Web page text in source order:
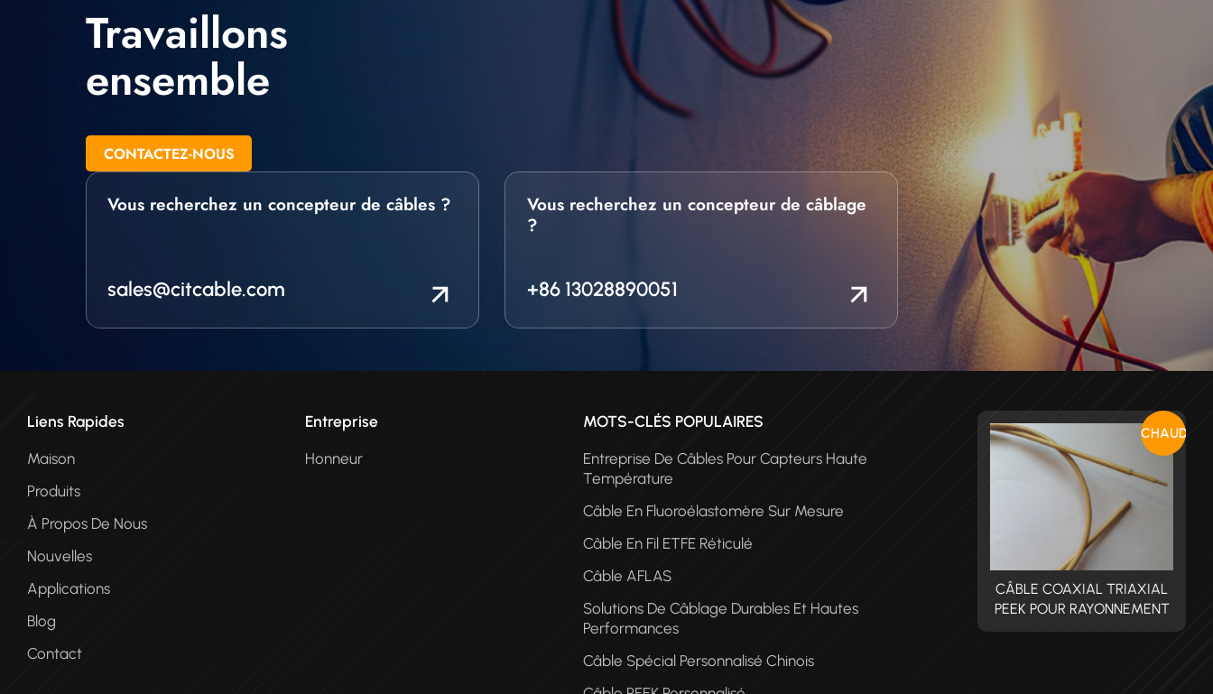
Travaillons
ensemble
CONTACTEZ-NOUS
Vous recherchez un concepteur de câbles ?
sales@citcable.com
Vous recherchez un concepteur de câblage
?
+86 13028890051
Liens Rapides
Maison
Produits
À Propos De Nous
Nouvelles
Applications
Blog
Contact
Entreprise
Honneur
MOTS-CLÉS POPULAIRES
Entreprise De Câbles Pour Capteurs Haute
Température
Câble En Fluoroélastomère Sur Mesure
Câble En Fil ETFE Réticulé
Câble AFLAS
Solutions De Câblage Durables Et Hautes
Performances
Câble Spécial Personnalisé Chinois
CHAUD
PEEK POUR RAYONNEMENT
CÂBLE COAXIAL TRIAXIAL
PEEK POUR RAYONNEMENT